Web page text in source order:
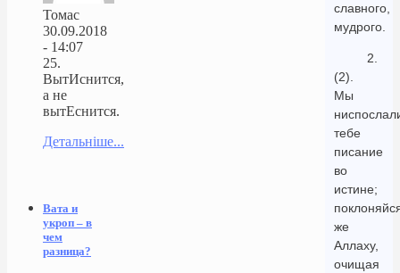
славного,
мудрого.
2.
(2).
Мы
тебе
писание
во
истине;
же
Аллаху,
очищая
Томас
30.09.2018
- 14:07
25.
ВытИснится,
а не
вытЕснится.
Детальніше...
Вата и
укроп – в
чем
разница?